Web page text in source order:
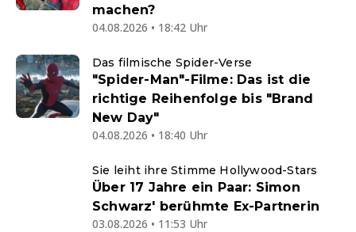
machen?
04.08.2026 • 18:42 Uhr
Das filmische Spider-Verse
"Spider-Man"-Filme: Das ist die
richtige Reihenfolge bis "Brand
New Day"
04.08.2026 • 18:40 Uhr
Sie leiht ihre Stimme Hollywood-Stars
Über 17 Jahre ein Paar: Simon
Schwarz' berühmte Ex-Partnerin
03.08.2026 • 11:53 Uhr